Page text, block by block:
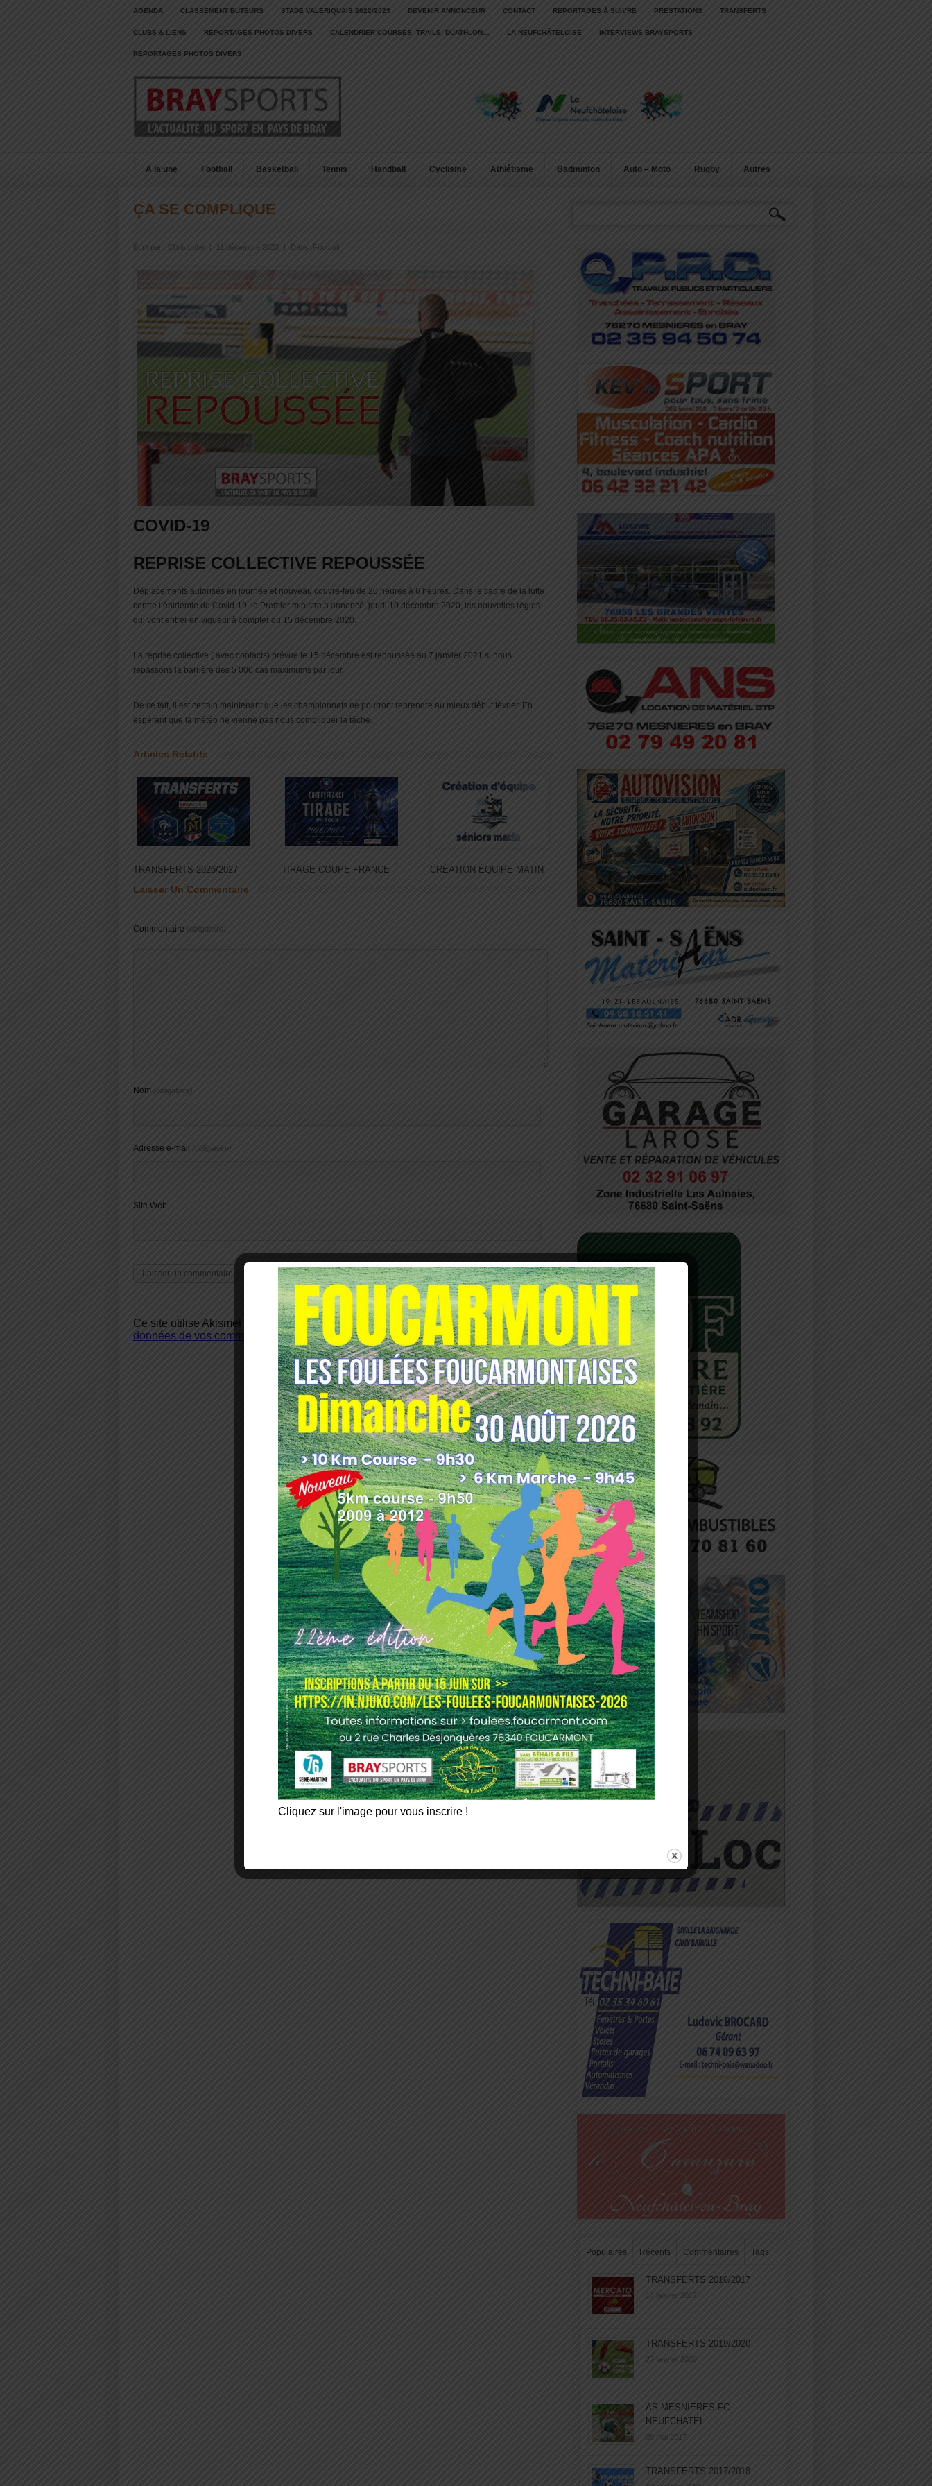
AGENDA CLASSEMENT BUTEURS STADE VALERIQUAIS 2022/2023 DEVENIR ANNONCEUR CONTACT REPORTAGES À SUIVRE PRESTATIONS TRANSFERTS
CLUBS & LIENS REPORTAGES PHOTOS DIVERS CALENDRIER COURSES, TRAILS, DUATHLON… LA NEUFCHÂTELOISE INTERVIEWS BRAYSPORTS
REPORTAGES PHOTOS DIVERS
A la une Football Basketball Tennis Handball Cyclisme Athlétisme Badminton Auto – Moto Rugby Autres
ÇA SE COMPLIQUE
Écrit par : Christophe 11 décembre 2020 Dans : Football
COVID-19
REPRISE COLLECTIVE REPOUSSÉE
Déplacements autorisés en journée et nouveau couvre-feu de 20 heures à 6 heures. Dans le cadre de la lutte
contre l’épidémie de Covid-19, le Premier ministre a annoncé, jeudi 10 décembre 2020, les nouvelles règles
qui vont entrer en vigueur à compter du 15 décembre 2020.
La reprise collective ( avec contacts) prévue le 15 décembre est repoussée au 7 janvier 2021 si nous
repassons la barrière des 5 000 cas maximums par jour.
De ce fait, il est certain maintenant que les championnats ne pourront reprendre au mieux début février. En
espérant que la météo ne vienne pas nous compliquer la tâche.
Articles Relatifs
TRANSFERTS 2026/2027 TIRAGE COUPE FRANCE CRÉATION ÉQUIPE MATIN
Laisser Un Commentaire
Commentaire (obligatoire)
Nom (obligatoire)
Adresse e-mail (obligatoire)
Site Web
Ce site utilise Akismet pour réduire les indésirables.En savoir plus sur comment les
données de vos commentaires sont utilisées.
Populaires Récents Commentaires Tags
TRANSFERTS 2016/2017
14 janvier 2017
TRANSFERTS 2019/2020
27 janvier 2020
AS MESNIERES-FC
NEUFCHATEL
05 mai 2017
TRANSFERTS 2017/2018
Cliquez sur l'image pour vous inscrire !